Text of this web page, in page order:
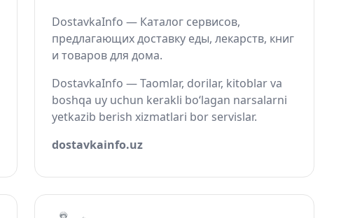
DostavkaInfo — Каталог сервисов,
предлагающих доставку еды, лекарств, книг
и товаров для дома.
DostavkaInfo — Taomlar, dorilar, kitoblar va
boshqa uy uchun kerakli bo‘lagan narsalarni
yetkazib berish xizmatlari bor servislar.
dostavkainfo.uz